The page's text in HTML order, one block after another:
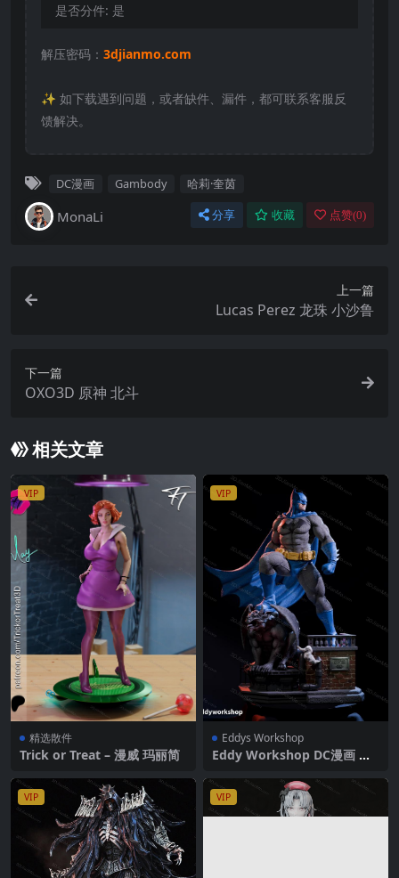
是否分件: 是
解压密码： 3djianmo.com
✨️ 如下载遇到问题，或者缺件、漏件，都可联系客服反
馈解决。
DC漫画 Gambody 哈莉·奎茵
MonaLi 分享 收藏 点赞(0)
上一篇
Lucas Perez 龙珠 小沙鲁
下一篇
OXO3D 原神 北斗
相关文章
VIP
精选散件
Trick or Treat – 漫威 玛丽简
VIP
Eddys Workshop
Eddy Workshop DC漫画 蝙
VIP VIP